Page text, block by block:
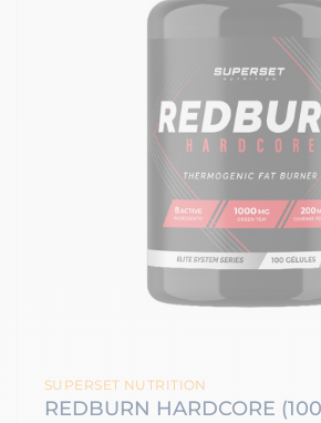
SUPERSET NUTRITION
REDBURN HARDCORE